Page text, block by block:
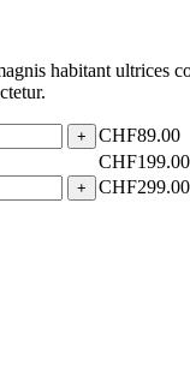
habitant ultrices
CHF89.00
CHF199.00
CHF299.00